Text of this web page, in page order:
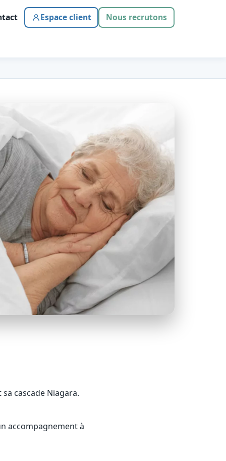
Espace client Nous recrutons
cascade Niagara.
accompagnement à